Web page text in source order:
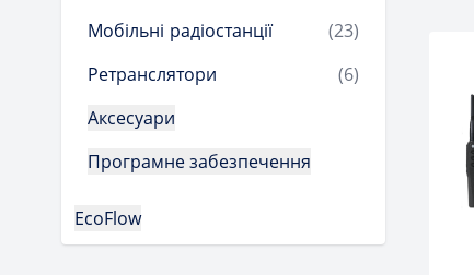
Мобільні радіостанції
(23)
Ретранслятори
(6)
Аксесуари
Програмне забезпечення
EcoFlow